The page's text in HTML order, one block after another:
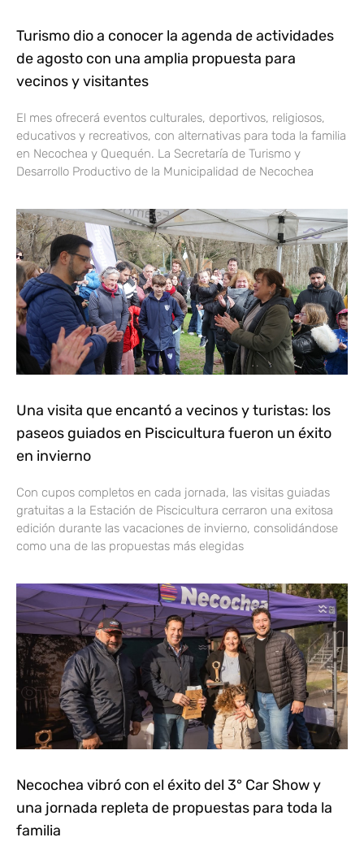
Turismo dio a conocer la agenda de actividades
de agosto con una amplia propuesta para
vecinos y visitantes
El mes ofrecerá eventos culturales, deportivos, religiosos,
educativos y recreativos, con alternativas para toda la familia
en Necochea y Quequén. La Secretaría de Turismo y
Desarrollo Productivo de la Municipalidad de Necochea
Una visita que encantó a vecinos y turistas: los
paseos guiados en Piscicultura fueron un éxito
en invierno
Con cupos completos en cada jornada, las visitas guiadas
gratuitas a la Estación de Piscicultura cerraron una exitosa
edición durante las vacaciones de invierno, consolidándose
como una de las propuestas más elegidas
Necochea vibró con el éxito del 3° Car Show y
una jornada repleta de propuestas para toda la
familia